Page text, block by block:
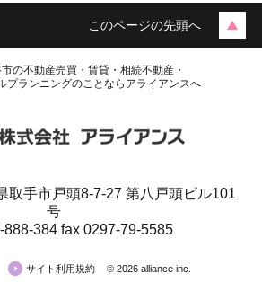
このページの先頭へ
の不動産売買・賃貸・相続不動産・
プランニングのことならアライアンスへ
取手市戸頭8-7-27 第八戸頭ビル101
号
888-384 fax 0297-79-5585
サイト利用規約 © 2026 alliance inc.